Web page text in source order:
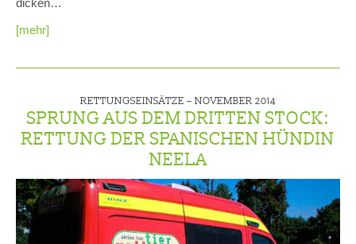
[mehr]
RETTUNGSEINSÄTZE – NOVEMBER 2014
SPRUNG AUS DEM DRITTEN STOCK:
RETTUNG DER SPANISCHEN HÜNDIN
NEELA